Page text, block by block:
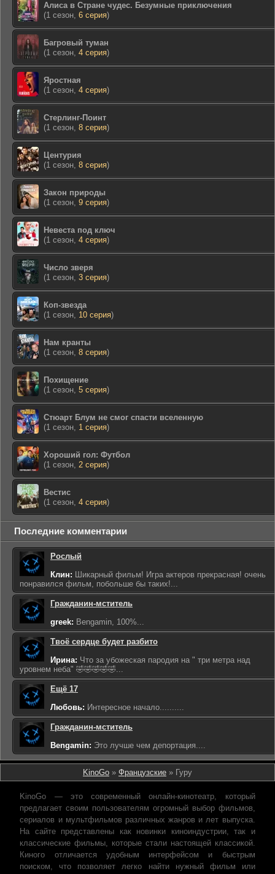
Алиса в Стране чудес. Безумные приключения
(1 сезон, 6 серия)
Багровый туман
(1 сезон, 4 серия)
Яростная
(1 сезон, 4 серия)
Стерлинг-Поинт
(1 сезон, 8 серия)
Центурия
(1 сезон, 8 серия)
Закон природы
(1 сезон, 9 серия)
Невеста под ключ
(1 сезон, 4 серия)
Число зверя
(1 сезон, 3 серия)
Коп-звезда
(1 сезон, 10 серия)
Нам кранты
(1 сезон, 8 серия)
Похищение
(1 сезон, 5 серия)
Стюарт Блум не смог спасти вселенную
(1 сезон, 1 серия)
Хороший гол: Футбол
(1 сезон, 2 серия)
Вестис
(1 сезон, 4 серия)
Последние комментарии
Рослый
Клин: Шикарный фильм! Игра актеров прекрасная! очень
понравился фильм, побольше бы таких!...
Гражданин-мститель
greek: Bengamin, 100%...
Твоё сердце будет разбито
Ирина: Что за убожеская пародия на " три метра над
уровнем неба" 🤣🤣🤣🤣🤣...
Ещё 17
Любовь: Интересное начало..........
Гражданин-мститель
Bengamin: Это лучше чем депортация....
KinoGo » Французские » Гуру
KinoGo — это современный онлайн-кинотеатр, который
предлагает своим пользователям огромный выбор фильмов,
сериалов и мультфильмов различных жанров и лет выпуска.
На сайте представлены как новинки киноиндустрии, так и
классические фильмы, которые стали настоящей классикой.
Киного отличается удобным интерфейсом и быстрым
поиском, что позволяет легко найти нужный фильм или